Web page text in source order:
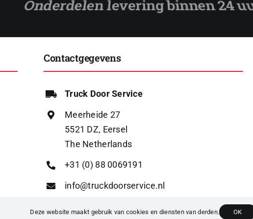
Contactgegevens
Truck Door Service
Meerheide 27
5521 DZ, Eersel
The Netherlands
+31 (0) 88 0069191
info@truckdoorservice.nl
Deze website maakt gebruik van cookies en diensten van derden. OK